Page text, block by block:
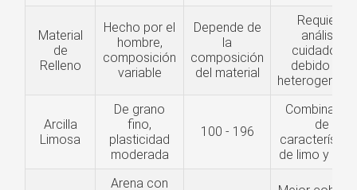
Material
de
Relleno
Hecho por el
hombre,
composición
variable
Depende de
la
composición
del material
Requiere
análisis
cuidadoso
debido a la
Arcilla
Limosa
De grano
fino,
plasticidad
moderada
100 - 196
de
de limo y
Arena con